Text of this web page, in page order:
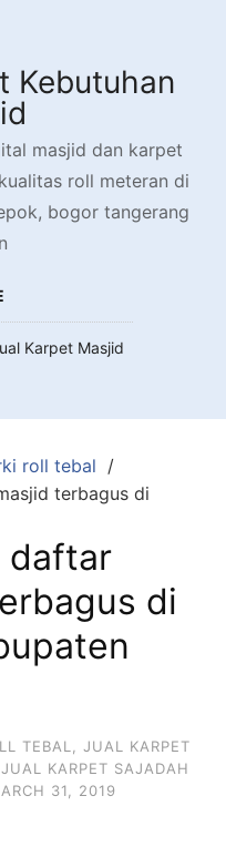
Kebutuhan
masjid dan karpet
roll meteran di
bogor tangerang
Karpet Masjid
roll tebal
terbagus di
daftar
di
TEBAL
JUAL KARPET
JUAL KARPET SAJADAH
31, 2019